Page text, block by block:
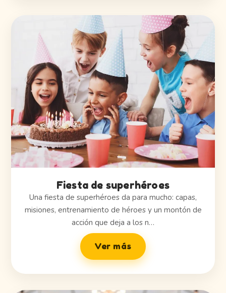
Fiesta de superhéroes
Una fiesta de superhéroes da para mucho: capas,
misiones, entrenamiento de héroes y un montón de
acción que deja a los n…
Ver más